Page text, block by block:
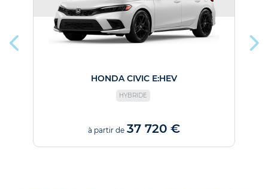
HONDA CIVIC E:HEV
HYBRIDE
à partir de 37 720 €